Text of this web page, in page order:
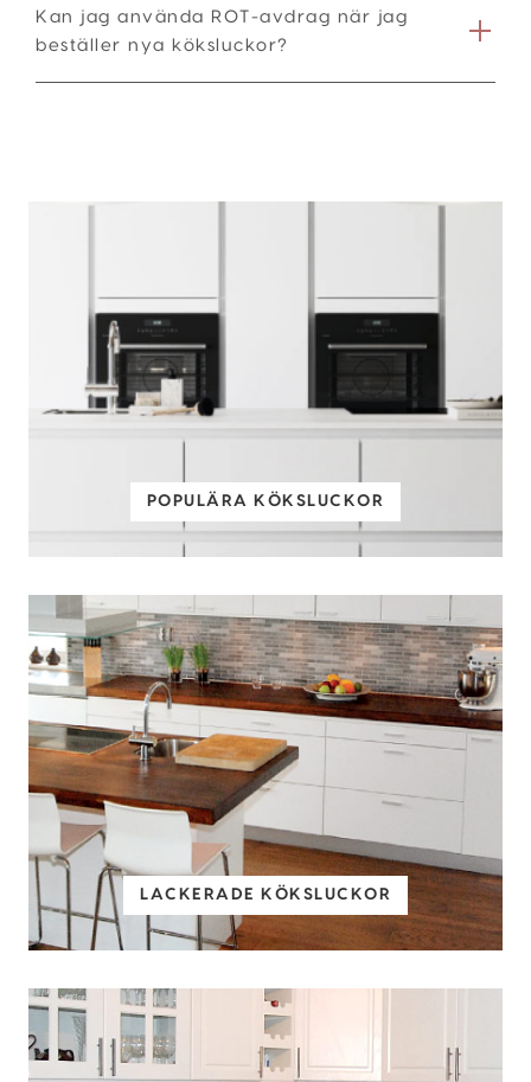
Kan jag använda ROT-avdrag när jag
beställer nya köksluckor?
POPULÄRA KÖKSLUCKOR
LACKERADE KÖKSLUCKOR